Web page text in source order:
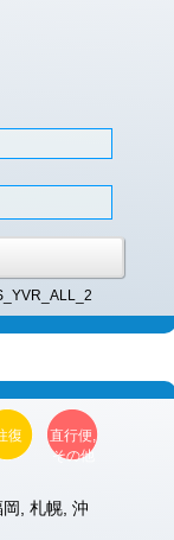
直行便,
その他
復
, 札幌, 沖